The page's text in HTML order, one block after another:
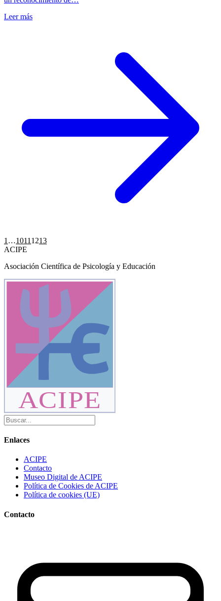
Leer más
Paginación
de
entradas
1…10111213
ACIPE
Asociación Científica de Psicología y Educación
ACIPE
Enlaces
ACIPE
Contacto
Museo Digital de ACIPE
Política de Cookies de ACIPE
Política de cookies (UE)
Contacto